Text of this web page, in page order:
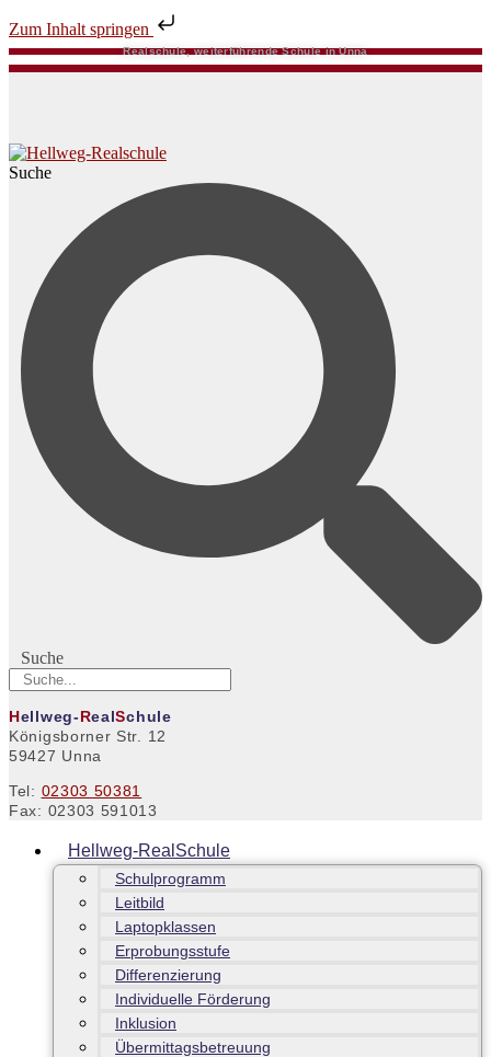
Zum Inhalt springen
Realschule, weiterführende Schule in Unna
Suche
Suche
Hellweg-RealSchule
Königsborner Str. 12
59427 Unna
Tel: 02303 50381
Fax: 02303 591013
Hellweg-RealSchule
Schulprogramm
Leitbild
Laptopklassen
Erprobungsstufe
Differenzierung
Individuelle Förderung
Inklusion
Übermittagsbetreuung